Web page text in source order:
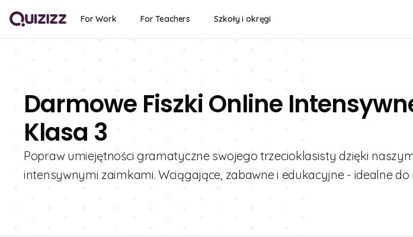
For Work For Teachers Szkoły i okręgi
Darmowe Fiszki Online
Klasa 3
Popraw umiejętności gramatyczne swojego trzecioklasisty dzięki
intensywnymi zaimkami. Wciągające, zabawne i edukacyjne - idealne